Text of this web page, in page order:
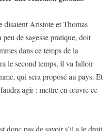
disaient Aristote et Thomas
de sagesse pratique, doit
dans ce temps de la
le second temps, il va falloir
qui sera proposé au pays. Et
agir : mettre en œuvre ce